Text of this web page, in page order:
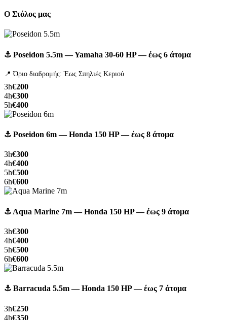
Ο Στόλος μας
⚓ Poseidon 5.5m — Yamaha 30-60 HP — έως 6 άτομα
📍 Όριο διαδρομής: Έως Σπηλιές Κεριού
3h€200
4h€300
5h€400
⚓ Poseidon 6m — Honda 150 HP — έως 8 άτομα
3h€300
4h€400
5h€500
6h€600
⚓ Aqua Marine 7m — Honda 150 HP — έως 9 άτομα
3h€300
4h€400
5h€500
6h€600
⚓ Barracuda 5.5m — Honda 150 HP — έως 7 άτομα
3h€250
4h€350